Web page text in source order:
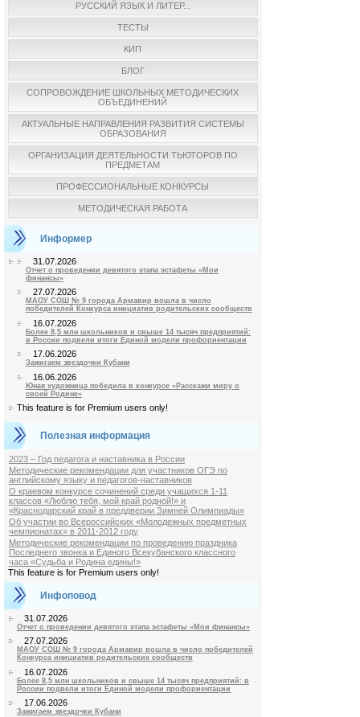
РУССКИЙ ЯЗЫК И ЛИТЕР...
ТЕСТЫ
КИП
БЛОГ
СОПРОВОЖДЕНИЕ ШКОЛЬНЫХ МЕТОДИЧЕСКИХ
ОБЪЕДИНЕНИЙ
АКТУАЛЬНЫЕ НАПРАВЛЕНИЯ РАЗВИТИЯ СИСТЕМЫ
ОБРАЗОВАНИЯ
ОРГАНИЗАЦИЯ ДЕЯТЕЛЬНОСТИ ТЬЮТОРОВ ПО
ПРЕДМЕТАМ
ПРОФЕССИОНАЛЬНЫЕ КОНКУРСЫ
МЕТОДИЧЕСКАЯ РАБОТА
Информер
31.07.2026
Отчет о проведении девятого этапа эстафеты «Мои
финансы»
27.07.2026
МАОУ СОШ № 9 города Армавир вошла в число
победителей Конкурса инициатив родительских сообществ
16.07.2026
Более 8,5 млн школьников и свыше 14 тысяч предприятий:
в России подвели итоги Единой модели профориентации
17.06.2026
Зажигаем звездочки Кубани
16.06.2026
Юная художница победила в конкурсе «Расскажи миру о
своей Родине»
This feature is for Premium users only!
Полезная информация
2023 – Год педагога и наставника в России
Методические рекомендации для участников ОГЭ по
английскому языку и педагогов-наставников
О краевом конкурсе сочинений среди учащихся 1-11
классов «Люблю тебя, мой край родной!» и
«Краснодарский край в преддверии Зимней Олимпиады»
Об участии во Всероссийских «Молодежных предметных
чемпионатах» в 2011-2012 году
Методические рекомендации по проведению праздника
Последнего звонка и Единого Всекубанского классного
часа «Судьба и Родина едины!»
This feature is for Premium users only!
Инфоповод
31.07.2026
Отчет о проведении девятого этапа эстафеты «Мои финансы»
27.07.2026
МАОУ СОШ № 9 города Армавир вошла в число победителей
Конкурса инициатив родительских сообществ
16.07.2026
Более 8,5 млн школьников и свыше 14 тысяч предприятий: в
России подвели итоги Единой модели профориентации
17.06.2026
Зажигаем звездочки Кубани